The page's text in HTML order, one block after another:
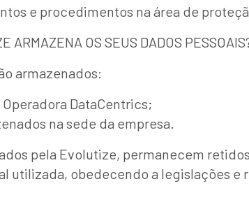
e procedimentos na área de
ARMAZENA OS SEUS DADOS
armazenados:
DataCentrics;
na sede da empresa.
pela Evolutize, permanecem
utilizada, obedecendo a legislações